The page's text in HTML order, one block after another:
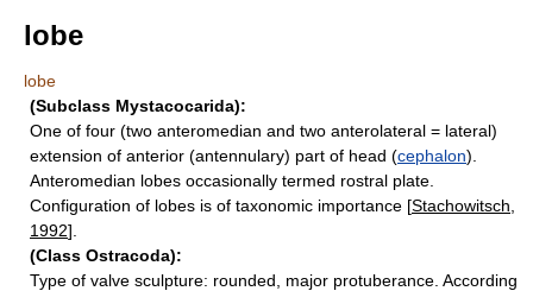
lobe
lobe
(Subclass Mystacocarida):
One of four (two anteromedian and two anterolateral = lateral)
extension of anterior (antennulary) part of head (cephalon).
Anteromedian lobes occasionally termed rostral plate.
Configuration of lobes is of taxonomic importance [Stachowitsch,
1992].
(Class Ostracoda):
Type of valve sculpture: rounded, major protuberance. According